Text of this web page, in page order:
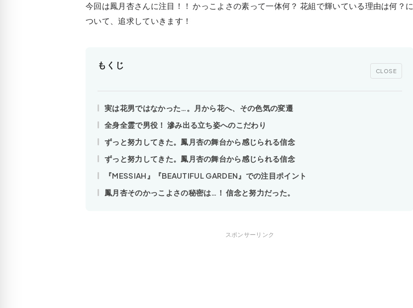
今回は鳳月杏さんに注目！！ かっこよさの素って一体何？ 花組で輝いている理由は何？に
ついて、追求していきます！
もくじ
CLOSE
実は花男ではなかった…。月から花へ、その色気の変遷
全身全霊で男役！ 滲み出る立ち姿へのこだわり
ずっと努力してきた。鳳月杏の舞台から感じられる信念
ずっと努力してきた。鳳月杏の舞台から感じられる信念
『MESSIAH』『BEAUTIFUL GARDEN』での注目ポイント
鳳月杏そのかっこよさの秘密は…！ 信念と努力だった。
スポンサーリンク